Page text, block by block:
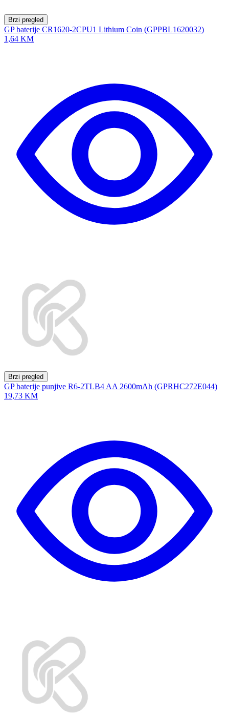
Brzi pregled
GP baterije CR1620-2CPU1 Lithium Coin (GPPBL1620032)
1,64 KM
Brzi pregled
GP baterije punjive R6-2TLB4 AA 2600mAh (GPRHC272E044)
19,73 KM